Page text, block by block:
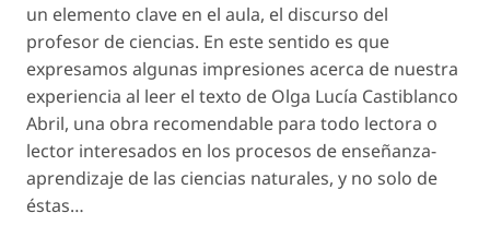
un elemento clave en el aula, el discurso del
profesor de ciencias. En este sentido es que
expresamos algunas impresiones acerca de nuestra
experiencia al leer el texto de Olga Lucía Castiblanco
Abril, una obra recomendable para todo lectora o
lector interesados en los procesos de enseñanza-
aprendizaje de las ciencias naturales, y no solo de
éstas…